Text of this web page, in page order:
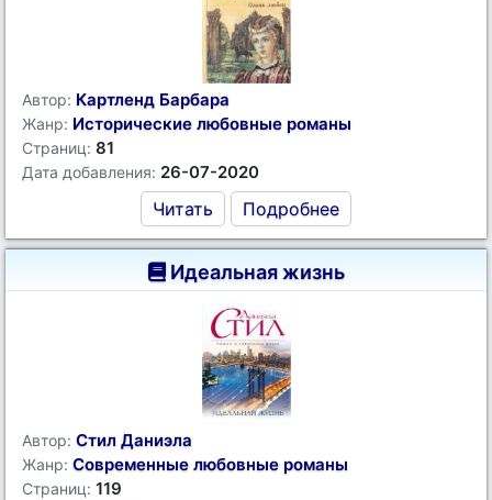
Автор: Картленд Барбара
Жанр: Исторические любовные романы
Страниц: 81
Дата добавления: 26-07-2020
Читать Подробнее
Идеальная жизнь
Автор: Стил Даниэла
Жанр: Современные любовные романы
Страниц: 119